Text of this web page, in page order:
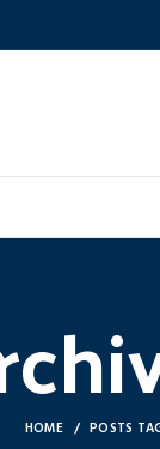
HOME POSTS